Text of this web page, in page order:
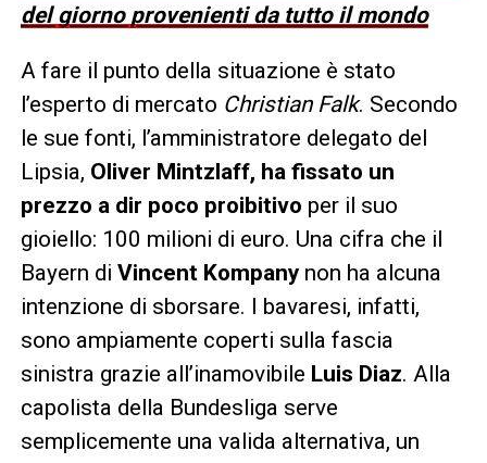
del giorno provenienti da tutto il mondo
A fare il punto della situazione è stato
l’esperto di mercato Christian Falk. Secondo
le sue fonti, l’amministratore delegato del
Lipsia, Oliver Mintzlaff, ha fissato un
prezzo a dir poco proibitivo per il suo
gioiello: 100 milioni di euro. Una cifra che il
Bayern di Vincent Kompanynon ha alcuna
intenzione di sborsare. I bavaresi, infatti,
sono ampiamente coperti sulla fascia
sinistra grazie all’inamovibile Luis Diaz. Alla
capolista della Bundesliga serve
semplicemente una valida alternativa, un